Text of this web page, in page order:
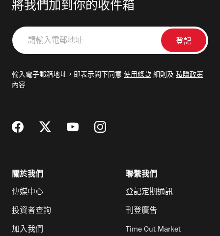
將我們加到你的收件箱
請
輸
郵
輸入電子郵箱地址，即表示閣下同意 使用條款 細則及 私隱政策
內容
關於我們
傳媒中心
投資者查詢
加入我們
聯繫我們
登記定期通訊
刊登廣告
Time Out Market